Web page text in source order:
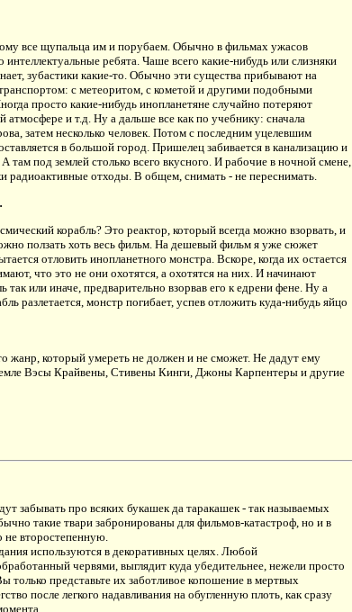
все щупальца им и порубаем. Обычно в фильмах ужасов
ребята. Чаше всего какие-нибудь или слизняки
зубастики какие-то. Обычно эти существа прибывают на
с метеоритом, с кометой и другими подобными
просто какие-нибудь инопланетяне случайно потеряют
атмосфере и т.д. Ну а дальше все как по учебнику: сначала
затем несколько человек. Потом с последним уцелевшим
в большой город. Пришелец забивается в канализацию и
там под землей столько всего вкусного. И рабочие в ночной смене,
радиоактивные отходы. В общем, снимать - не переснимать.
корабль? Это реактор, который всегда можно взорвать, и
ползать хоть весь фильм. На дешевый фильм я уже сюжет
отловить инопланетного монстра. Вскоре, когда их остается
что это не они охотятся, а охотятся на них. И начинают
так или иначе, предварительно взорвав его к едрени фене. Ну а
разлетается, монстр погибает, успев отложить куда-нибудь яйцо
жанр, который умереть не должен и не сможет. Не дадут ему
Вэсы Крайвены, Стивены Кинги, Джоны Карпентеры и другие
забывать про всяких букашек да таракашек - так называемых
такие твари забронированы для фильмов-катастроф, но и в
не второстепенную.
используются в декоративных целях. Любой
червями, выглядит куда убедительнее, нежели просто
только представьте их заботливое копошение в мертвых
после легкого надавливания на обугленную плоть, как сразу